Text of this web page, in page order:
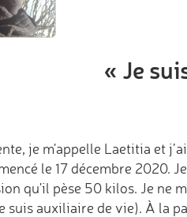
« Je
je m'appelle Laetitia et
le 17 décembre 2020.
qu'il pèse 50 kilos. Je ne
suis auxiliaire de vie). À la